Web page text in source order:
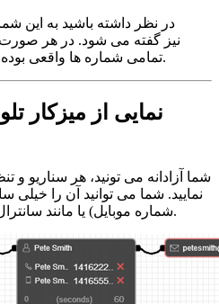
در نظر داشته باشید به این
تمامی شماره ها واقعی بوده و تنها مدیریت آن مجازی است.
نمایی از میزکار
شما آزادانه می تونید، هر سناریو
نمایید. شما می توانید آن را خیلی
شماره موبایل) یا مانند سانترال، خیلی حرفه‌ای طراحی نمایید.